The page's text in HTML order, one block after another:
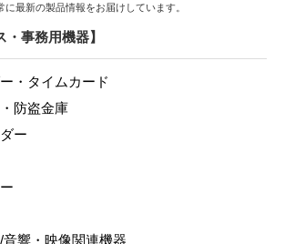
最新の製品情報をお届けしています。
・事務用機器】
・タイムカード
防盗金庫
ー
響・映像関連機器